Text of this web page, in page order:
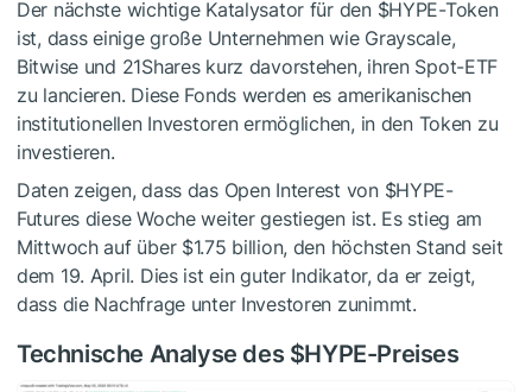
Der nächste wichtige Katalysator für den $HYPE-Token
ist, dass einige große Unternehmen wie Grayscale,
Bitwise und 21Shares kurz davorstehen, ihren Spot-ETF
zu lancieren. Diese Fonds werden es amerikanischen
institutionellen Investoren ermöglichen, in den Token zu
investieren.
Daten zeigen, dass das Open Interest von $HYPE-
Futures diese Woche weiter gestiegen ist. Es stieg am
Mittwoch auf über $1.75 billion, den höchsten Stand seit
dem 19. April. Dies ist ein guter Indikator, da er zeigt,
dass die Nachfrage unter Investoren zunimmt.
Technische Analyse des $HYPE-Preises